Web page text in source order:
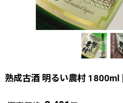
熟成古酒 明るい農村 1800ml